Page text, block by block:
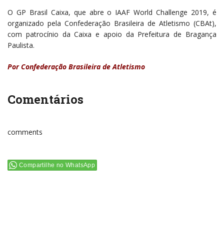
O GP Brasil Caixa, que abre o IAAF World Challenge 2019, é
organizado pela Confederação Brasileira de Atletismo (CBAt),
com patrocínio da Caixa e apoio da Prefeitura de Bragança
Paulista.
Por Confederação Brasileira de Atletismo
Comentários
comments
Compartilhe no WhatsApp